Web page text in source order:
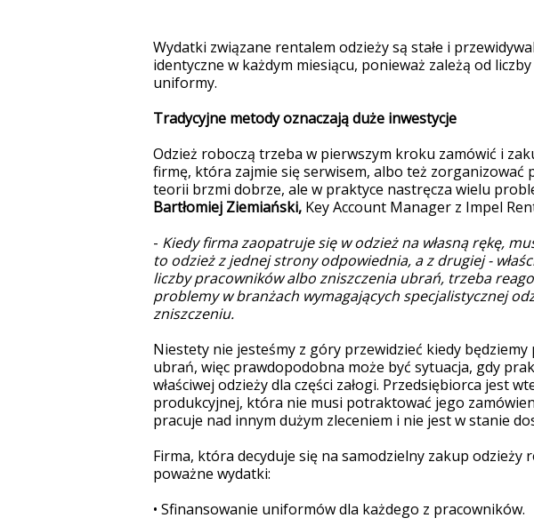
Wydatki związane rentalem odzieży są stałe i
identyczne w każdym miesiącu, ponieważ zależą od
uniformy.
Tradycyjne metody oznaczają duże inwestycje
Odzież roboczą trzeba w pierwszym kroku zamówić i
firmę, która zajmie się serwisem, albo też zorganizować
teorii brzmi dobrze, ale w praktyce nastręcza wielu
Bartłomiej Ziemiański, Key Account Manager z Impel
- Kiedy firma zaopatruje się w odzież na własną rękę,
to odzież z jednej strony odpowiednia, a z drugiej -
liczby pracowników albo zniszczenia ubrań, trzeba
problemy w branżach wymagających specjalistycznej
zniszczeniu.
Niestety nie jesteśmy z góry przewidzieć kiedy
ubrań, więc prawdopodobna może być sytuacja, gdy
właściwej odzieży dla części załogi. Przedsiębiorca jest
produkcyjnej, która nie musi potraktować jego
pracuje nad innym dużym zleceniem i nie jest w stanie
Firma, która decyduje się na samodzielny zakup odzieży
poważne wydatki:
• Sfinansowanie uniformów dla każdego z pracowników.